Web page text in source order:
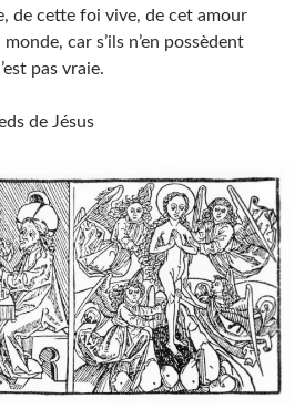
de cette foi vive, de cet amour
car s’ils n’en possèdent
pas vraie.
de Jésus